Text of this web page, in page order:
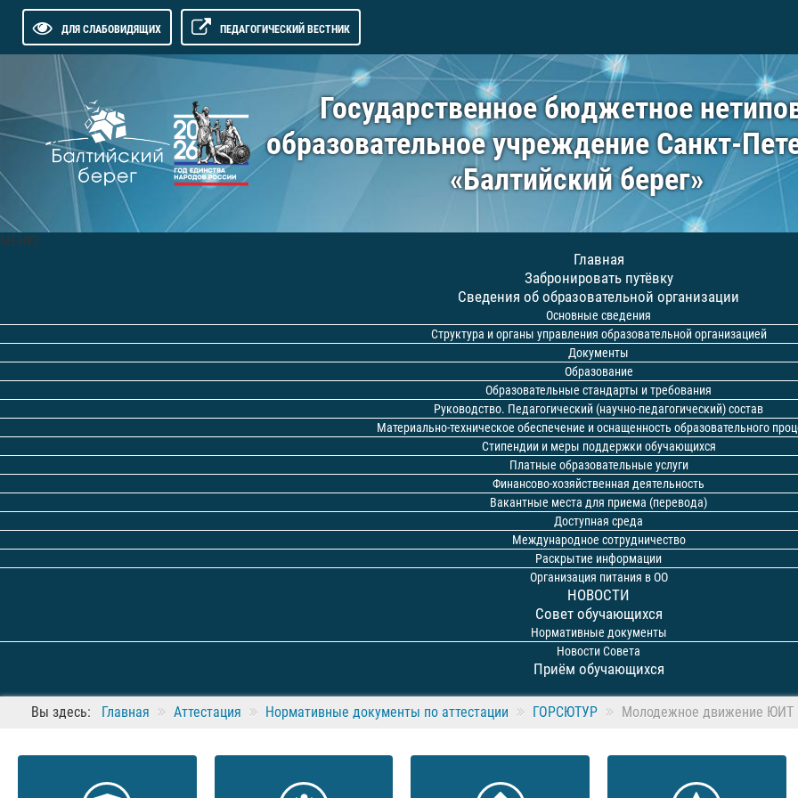
ДЛЯ СЛАБОВИДЯЩИХ ПЕДАГОГИЧЕСКИЙ ВЕСТНИК
Государственное бюджетное
образовательное учреждение Санкт-
«Балтийский берег»
МЕНЮ
Главная
Забронировать путёвку
Сведения об образовательной организации
Основные сведения
Структура и органы управления образовательной организацией
Документы
Образование
Образовательные стандарты и требования
Руководство. Педагогический (научно-педагогический) состав
Материально-техническое обеспечение и оснащенность образовательного
Стипендии и меры поддержки обучающихся
Платные образовательные услуги
Финансово-хозяйственная деятельность
Вакантные места для приема (перевода)
Доступная среда
Международное сотрудничество
Раскрытие информации
Организация питания в ОО
НОВОСТИ
Совет обучающихся
Нормативные документы
Новости Совета
Приём обучающихся
Вы здесь: Главная Аттестация Нормативные документы по аттестации ГОРСЮТУР Молодежное движение ЮИТ